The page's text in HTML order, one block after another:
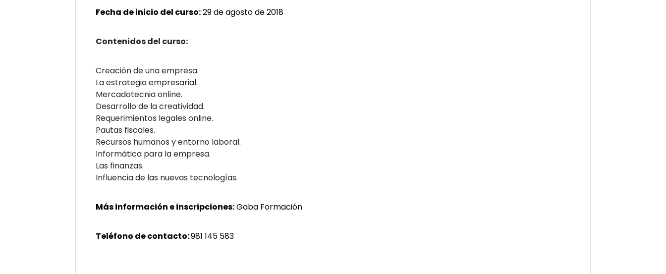
Fecha de inicio del curso:29 de agosto de 2018
Contenidos del curso:
Creación de una empresa.
La estrategia empresarial.
Mercadotecnia online.
Desarrollo de la creatividad.
Requerimientos legales online.
Pautas fiscales.
Recursos humanos y entorno laboral.
Informática para la empresa.
Las finanzas.
Influencia de las nuevas tecnologías.
Más información e inscripciones:Gaba Formación
Teléfono de contacto:981 145 583